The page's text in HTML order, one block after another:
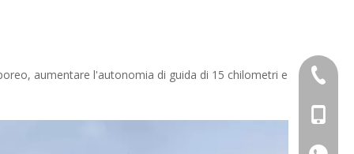
aumentare l'autonomia di guida di 15 chilometri e
+86-